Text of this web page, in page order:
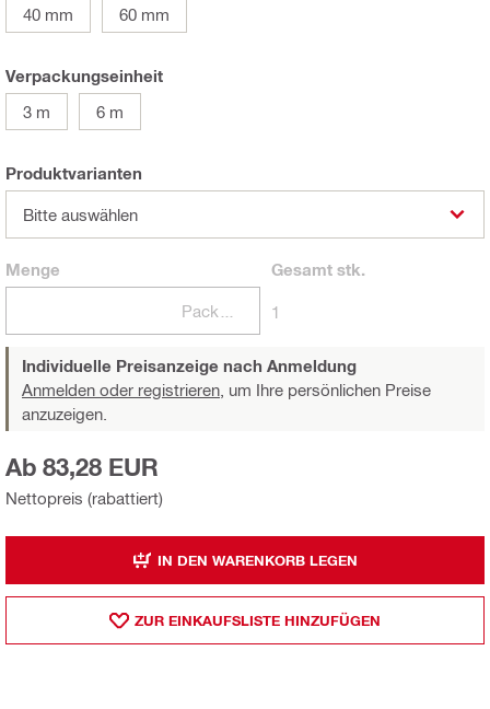
40 mm
60 mm
Verpackungseinheit
3 m
6 m
Produktvarianten
Bitte auswählen
Menge Gesamtstk.
1
Individuelle Preisanzeige nach Anmeldung
Anmelden oder registrieren, um Ihre persönlichen Preise
anzuzeigen.
Nettopreis (rabattiert)
Ab 83,28 EUR
IN DEN WARENKORB LEGEN
ZUR EINKAUFSLISTE HINZUFÜGEN